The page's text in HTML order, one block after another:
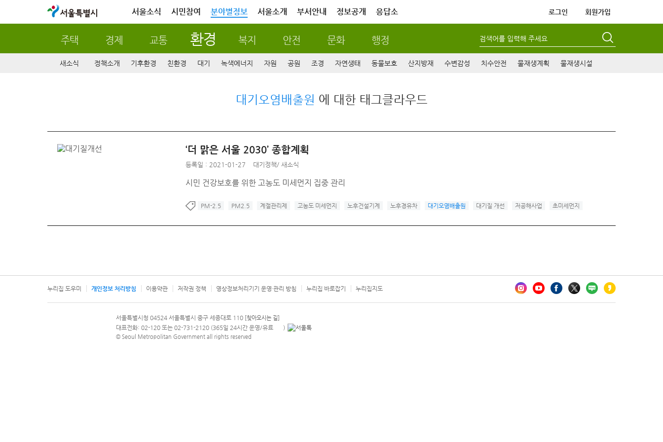
서울특별시 서울소식 시민참여 분야별정보 서울소개 부서안내 정보공개 응답소 로그인 회원가입
주택 경제 교통 환경 복지 안전 문화 행정 검색어를 입력해 주세요
새소식 정책소개 기후환경 친환경 대기 녹색에너지 자원 공원 조경 자연생태 동물보호 산지방재 수변감성 치수안전 물재생계획 물재생시설
대기오염배출원 에 대한 태그클라우드
‘더 맑은 서울 2030’ 종합계획
등록일 : 2021-01-27 대기정책/ 새소식
시민 건강보호를 위한 고농도 미세먼지 집중 관리
PM-2.5 PM2.5 계절관리제 고농도 미세먼지 노후건설기계 노후경유차 대기오염배출원 대기질 개선 저공해사업 초미세먼지
누리집 도우미 개인정보 처리방침 이용약관 저작권 정책 영상정보처리기기 운영·관리 방침 누리집 바로잡기 누리집지도
문의 전화번호 120, 120 다산콜재단
서울특별시청 04524 서울특별시 중구 세종대로 110 [찾아오시는 길]
대표전화: 02-120 또는 02-731-2120 (365일 24시간 운영/유료 안내팝업 열기
)
© Seoul Metropolitan Government all rights reserved